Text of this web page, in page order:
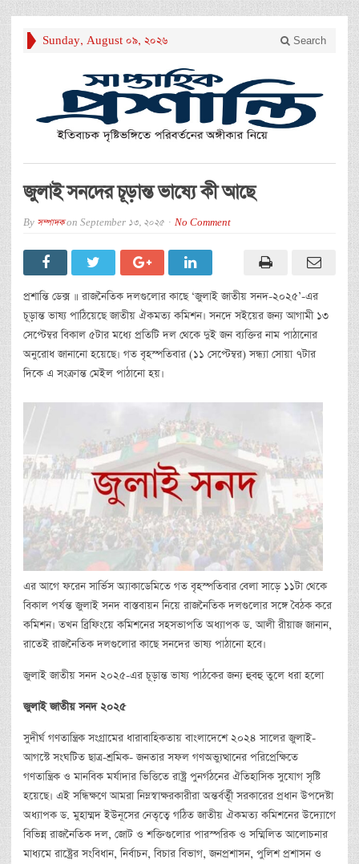
Sunday, August 09, 2026 Search
জুলাই সনদের চূড়ান্ত ভাষ্যে কী আছে
By সম্পাদকon September 13, 2025 No Comment
প্রশান্তি ডেক্স ॥ রাজনৈতিক দলগুলোর কাছে ‘জুলাই জাতীয় সনদ-২০২৫’-এর
চূড়ান্ত ভাষ্য পাঠিয়েছে জাতীয় ঐকমত্য কমিশন। সনদে সইয়ের জন্য আগামী ১৩
সেপ্টেম্বর বিকাল ৫টার মধ্যে প্রতিটি দল থেকে দুই জন ব্যক্তির নাম পাঠানোর
অনুরোধ জানানো হয়েছে। গত বৃহস্পতিবার (১১ সেপ্টেম্বর) সন্ধ্যা সোয়া ৭টার
দিকে এ সংক্রান্ত মেইল পাঠানো হয়।
এর আগে ফরেন সার্ভিস অ্যাকাডেমিতে গত বৃহস্পতিবার বেলা সাড়ে ১১টা থেকে
বিকাল পর্যন্ত জুলাই সনদ বাস্তবায়ন নিয়ে রাজনৈতিক দলগুলোর সঙ্গে বৈঠক করে
কমিশন। তখন ব্রিফিংয়ে কমিশনের সহসভাপতি অধ্যাপক ড. আলী রীয়াজ জানান,
রাতেই রাজনৈতিক দলগুলোর কাছে সনদের ভাষ্য পাঠানো হবে।
জুলাই জাতীয় সনদ ২০২৫-এর চূড়ান্ত ভাষ্য পাঠকের জন্য হুবহু তুলে ধরা হলো
জুলাই জাতীয় সনদ ২০২৫
সুদীর্ঘ গণতান্ত্রিক সংগ্রামের ধারাবাহিকতায় বাংলাদেশে ২০২৪ সালের জুলাই-
আগস্টে সংঘটিত ছাত্র-শ্রমিক- জনতার সফল গণঅভ্যুত্থানের পরিপ্রেক্ষিতে
গণতান্ত্রিক ও মানবিক মর্যাদার ভিত্তিতে রাষ্ট্র পুনর্গঠনের ঐতিহাসিক সুযোগ সৃষ্টি
হয়েছে। এই সন্ধিক্ষণে আমরা নিম্নস্বাক্ষরকারীরা অন্তর্বর্তূী সরকারের প্রধান উপদেষ্টা
অধ্যাপক ড. মুহাম্মদ ইউনূসের নেতৃত্বে গঠিত জাতীয় ঐকমত্য কমিশনের উদ্যোগে
বিভিন্ন রাজনৈতিক দল, জোট ও শক্তিগুলোর পারস্পরিক ও সম্মিলিত আলোচনার
মাধ্যমে রাষ্ট্রের সংবিধান, নির্বাচন, বিচার বিভাগ, জনপ্রশাসন, পুলিশ প্রশাসন ও